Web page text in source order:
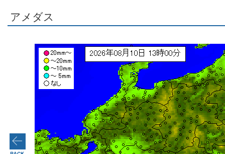
アメダス